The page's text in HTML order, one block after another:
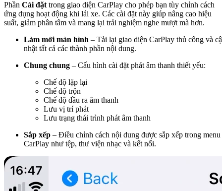
Phần Cài đặt trong giao diện CarPlay cho phép bạn tùy chỉnh cách
ứng dụng hoạt động khi lái xe. Các cài đặt này giúp nâng cao hiệu
suất, giảm phân tâm và mang lại trải nghiệm nghe mượt mà hơn.
Làm mới màn hình – Tải lại giao diện CarPlay thủ công và
nhật tất cả các thành phần nội dung.
Chung chung – Cấu hình cài đặt phát âm thanh thiết yếu:
Chế độ lặp lại
Chế độ trộn
Chế độ đầu ra âm thanh
Lưu vị trí phát
Lưu trạng thái trình phát âm thanh
Sắp xếp – Điều chỉnh cách nội dung được sắp xếp trong menu
CarPlay như tệp, thư viện nhạc và kết nối.